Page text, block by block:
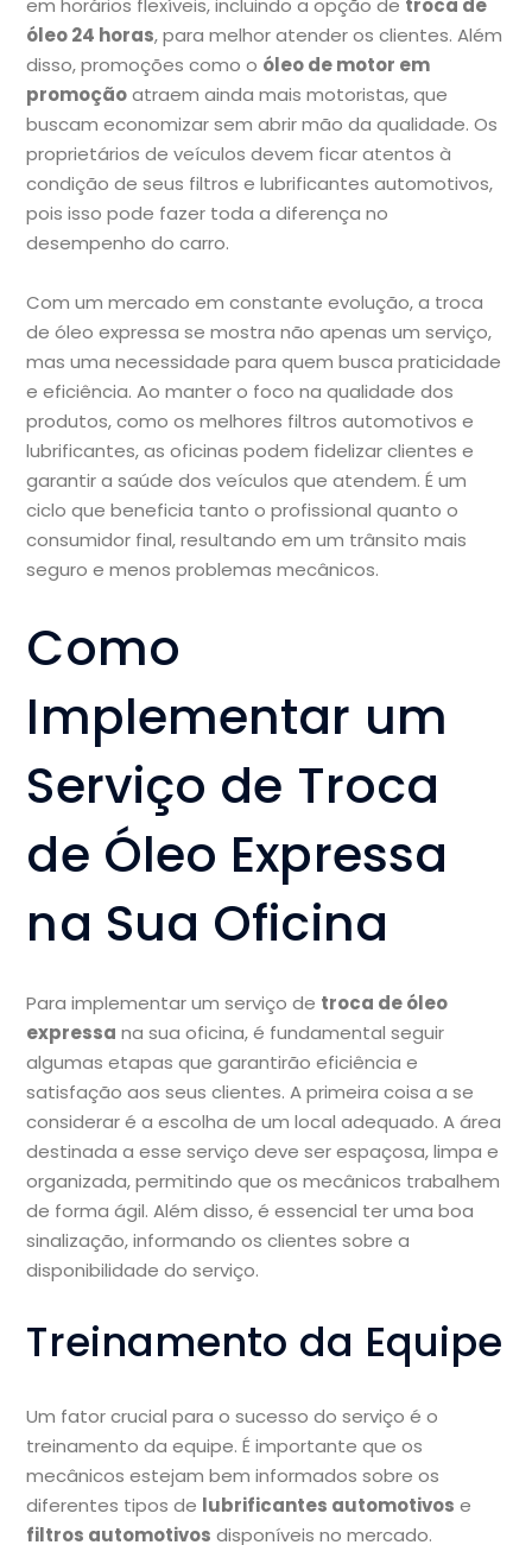
em horários flexíveis, incluindo a opção de troca de
óleo 24 horas, para melhor atender os clientes. Além
disso, promoções como o óleo de motor em
promoçãoatraem ainda mais motoristas, que
buscam economizar sem abrir mão da qualidade. Os
proprietários de veículos devem ficar atentos à
condição de seus filtros e lubrificantes automotivos,
pois isso pode fazer toda a diferença no
desempenho do carro.
Com um mercado em constante evolução, a troca
de óleo expressa se mostra não apenas um serviço,
mas uma necessidade para quem busca praticidade
e eficiência. Ao manter o foco na qualidade dos
produtos, como os melhores filtros automotivos e
lubrificantes, as oficinas podem fidelizar clientes e
garantir a saúde dos veículos que atendem. É um
ciclo que beneficia tanto o profissional quanto o
consumidor final, resultando em um trânsito mais
seguro e menos problemas mecânicos.
Como
Implementar um
Serviço de Troca
de Óleo Expressa
na Sua Oficina
Para implementar um serviço de troca de óleo
expressa na sua oficina, é fundamental seguir
algumas etapas que garantirão eficiência e
satisfação aos seus clientes. A primeira coisa a se
considerar é a escolha de um local adequado. A área
destinada a esse serviço deve ser espaçosa, limpa e
organizada, permitindo que os mecânicos trabalhem
de forma ágil. Além disso, é essencial ter uma boa
sinalização, informando os clientes sobre a
disponibilidade do serviço.
Treinamento da Equipe
Um fator crucial para o sucesso do serviço é o
treinamento da equipe. É importante que os
mecânicos estejam bem informados sobre os
diferentes tipos de lubrificantes automotivos e
filtros automotivos disponíveis no mercado.